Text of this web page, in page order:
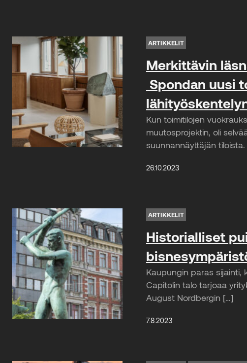
ARTIKKELIT
Merkittävin
Spondan uusi
Kun toimitilojen
muutosprojektin, oli
suunnannäyttäjän tiloista.
26.10.2023
ARTIKKELIT
Historialliset
Kaupungin paras sijainti,
Capitolin talo tarjoaa
August Nordbergin […]
7.8.2023